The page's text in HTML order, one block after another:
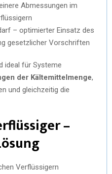
Abmessungen im
– optimierter Einsatz des
gesetzlicher Vorschriften
ideal für Systeme
der Kältemittelmenge,
und gleichzeitig die
–
Verflüssigern